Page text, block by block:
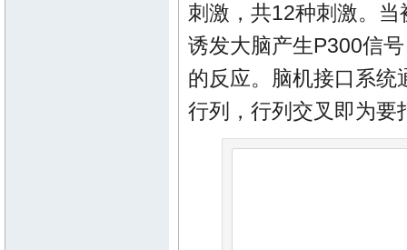
刺激，共12种刺激。
诱发大脑产生P300信
的反应。脑机接口系统
行列，行列交叉即为要